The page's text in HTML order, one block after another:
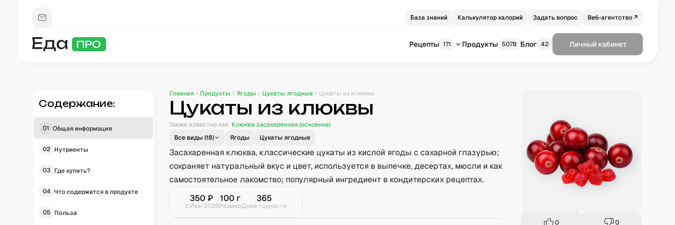
База знаний Калькулятор калорий Задать вопрос Веб-агентство ↗
Рецепты 171 Продукты 5078 Блог 42 Личный кабинет
Содержание:
01 Общая информация
02 Нутриенты
03 Где купить?
04 Что содержится в продукте
05 Польза
Главная Продукты Ягоды Цукаты ягодные Цукаты из клюквы
Цукаты из клюквы
Также известно как: Клюква засахаренная (основное)
Все виды (18) Ягоды Цукаты ягодные
Засахаренная клюква, классические цукаты из кислой ягоды с сахарной глазурью;
сохраняет натуральный вкус и цвет, используется в выпечке, десертах, мюсли и как
самостоятельное лакомство; популярный ингредиент в кондитерских рецептах.
350 ₽
2 Июн 2026
100 г
Размер
365
Дней годности
0 0